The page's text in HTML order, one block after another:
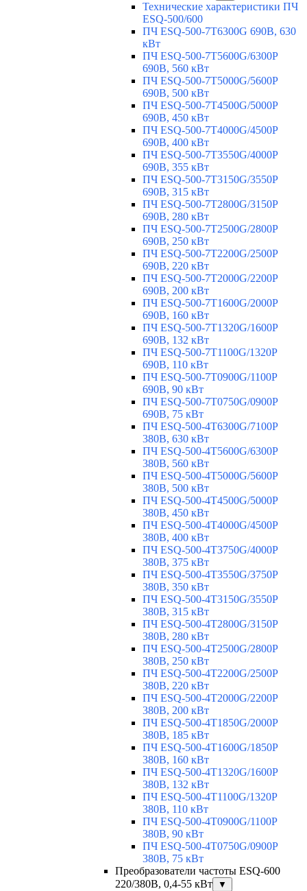
Технические характеристики ПЧ
ESQ-500/600
ПЧ ESQ-500-7T6300G 690В, 630
кВт
ПЧ ESQ-500-7T5600G/6300P
690В, 560 кВт
ПЧ ESQ-500-7T5000G/5600P
690В, 500 кВт
ПЧ ESQ-500-7T4500G/5000P
690В, 450 кВт
ПЧ ESQ-500-7T4000G/4500P
690В, 400 кВт
ПЧ ESQ-500-7T3550G/4000P
690В, 355 кВт
ПЧ ESQ-500-7T3150G/3550P
690В, 315 кВт
ПЧ ESQ-500-7T2800G/3150P
690В, 280 кВт
ПЧ ESQ-500-7T2500G/2800P
690В, 250 кВт
ПЧ ESQ-500-7T2200G/2500P
690В, 220 кВт
ПЧ ESQ-500-7T2000G/2200P
690В, 200 кВт
ПЧ ESQ-500-7T1600G/2000P
690В, 160 кВт
ПЧ ESQ-500-7T1320G/1600P
690В, 132 кВт
ПЧ ESQ-500-7T1100G/1320P
690В, 110 кВт
ПЧ ESQ-500-7T0900G/1100P
690В, 90 кВт
ПЧ ESQ-500-7T0750G/0900P
690В, 75 кВт
ПЧ ESQ-500-4T6300G/7100P
380В, 630 кВт
ПЧ ESQ-500-4T5600G/6300P
380В, 560 кВт
ПЧ ESQ-500-4T5000G/5600P
380В, 500 кВт
ПЧ ESQ-500-4T4500G/5000P
380В, 450 кВт
ПЧ ESQ-500-4T4000G/4500P
380В, 400 кВт
ПЧ ESQ-500-4T3750G/4000P
380В, 375 кВт
ПЧ ESQ-500-4T3550G/3750P
380В, 350 кВт
ПЧ ESQ-500-4T3150G/3550P
380В, 315 кВт
ПЧ ESQ-500-4T2800G/3150P
380В, 280 кВт
ПЧ ESQ-500-4T2500G/2800P
380В, 250 кВт
ПЧ ESQ-500-4T2200G/2500P
380В, 220 кВт
ПЧ ESQ-500-4T2000G/2200P
380В, 200 кВт
ПЧ ESQ-500-4T1850G/2000P
380В, 185 кВт
ПЧ ESQ-500-4T1600G/1850P
380В, 160 кВт
ПЧ ESQ-500-4T1320G/1600P
380В, 132 кВт
ПЧ ESQ-500-4T1100G/1320P
380В, 110 кВт
ПЧ ESQ-500-4T0900G/1100P
380В, 90 кВт
ПЧ ESQ-500-4T0750G/0900P
380В, 75 кВт
Преобразователи частоты ESQ-600
220/380В, 0,4-55 кВт
▼